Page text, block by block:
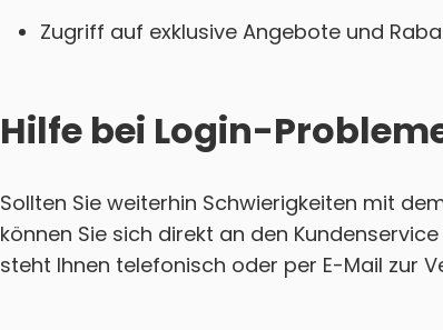
Zugriff auf exklusive Angebote und
Hilfe bei Login-
Sollten Sie weiterhin Schwierigkeiten mit
können Sie sich direkt an den
steht Ihnen telefonisch oder per E-Mail zur